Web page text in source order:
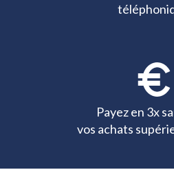
Payez en 3x
vos achats